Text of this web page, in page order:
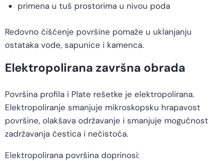
primena u tuš prostorima u nivou poda
Redovno čišćenje površine pomaže u uklanjanju
ostataka vode, sapunice i kamenca.
Elektropolirana završna obrada
Površina profila i Plate rešetke je elektropolirana.
Elektropoliranje smanjuje mikroskopsku hrapavost
površine, olakšava održavanje i smanjuje mogućnost
zadržavanja čestica i nečistoća.
Elektropolirana površina doprinosi: